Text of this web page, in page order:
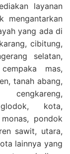
layanan
mengantarkan
yang ada di
cibitung,
selatan,
mas,
tanah abang,
glodok, kota,
pondok
sawit, utara,
lainnya yang